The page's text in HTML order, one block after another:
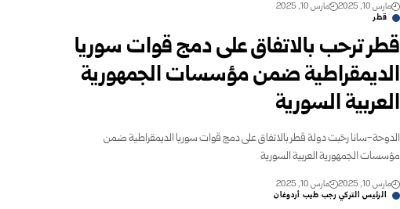
مارس 10, 2025 مارس 10, 2025
قطر
قطر ترحب بالاتفاق على دمج قوات سوريا
الديمقراطية ضمن مؤسسات الجمهورية
العربية السورية
الدوحة-سانا رحّبت دولة قطر بالاتفاق على دمج قوات سوريا الديمقراطية ضمن
مؤسسات الجمهورية العربية السورية
مارس 10, 2025 مارس 10, 2025
الرئيس التركي رجب طيب أردوغان